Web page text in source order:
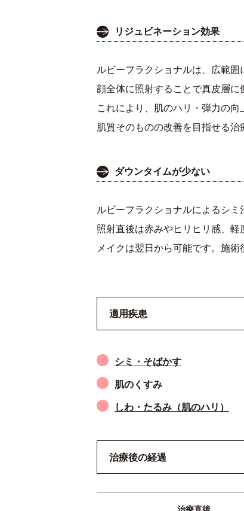
リジュビネーション効果
ルビーフラクショナルは、広範囲
顔全体に照射することで真皮層に
これにより、肌のハリ・弾力の向
肌質そのものの改善を目指せる治
ダウンタイムが少ない
ルビーフラクショナルによるシミ
照射直後は赤みやヒリヒリ感、軽
メイクは翌日から可能です。施
適用疾患
シミ・そばかす
肌のくすみ
しわ・たるみ（肌のハリ）
治療後の経過
治療直後